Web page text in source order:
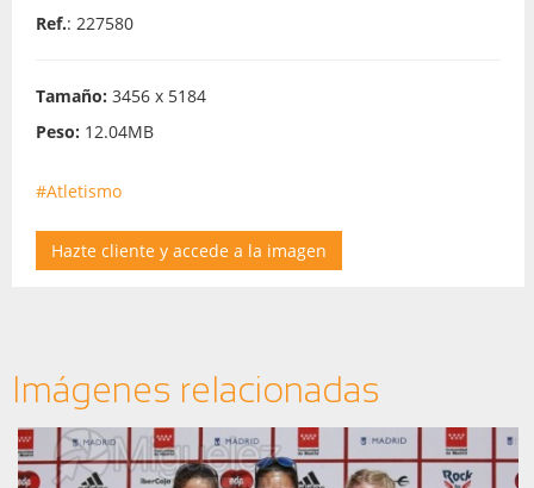
Ref.: 227580
Tamaño: 3456 x 5184
Peso: 12.04MB
#Atletismo
Hazte cliente y accede a la imagen
Imágenes relacionadas